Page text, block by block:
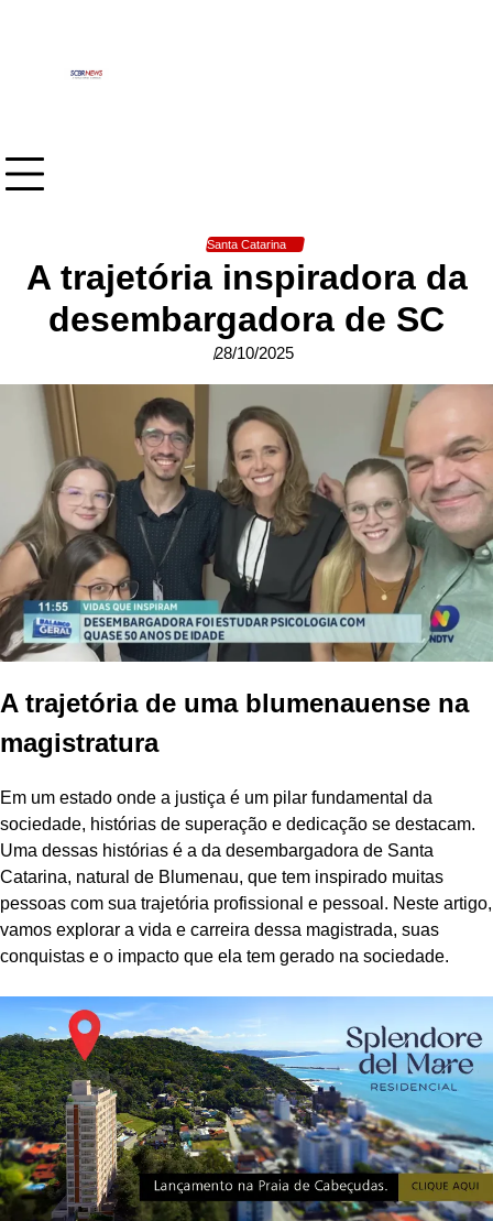
Santa Catarina
A trajetória inspiradora da
desembargadora de SC
28/10/2025
A trajetória de uma blumenauense na
magistratura
Em um estado onde a justiça é um pilar fundamental da
sociedade, histórias de superação e dedicação se destacam.
Uma dessas histórias é a da desembargadora de Santa
Catarina, natural de Blumenau, que tem inspirado muitas
pessoas com sua trajetória profissional e pessoal. Neste artigo,
vamos explorar a vida e carreira dessa magistrada, suas
conquistas e o impacto que ela tem gerado na sociedade.